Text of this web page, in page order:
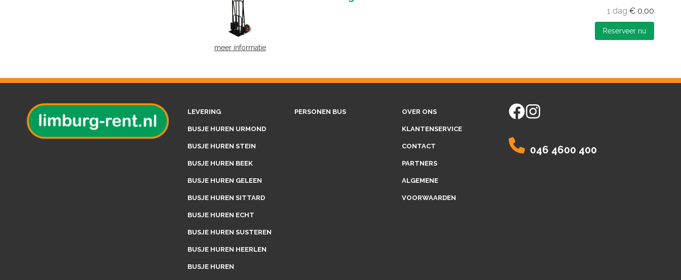
meer informatie
1 dag € 0,00
Reserveer nu
LEVERING
BUSJE HUREN URMOND
BUSJE HUREN STEIN
BUSJE HUREN BEEK
BUSJE HUREN GELEEN
BUSJE HUREN SITTARD
BUSJE HUREN ECHT
BUSJE HUREN SUSTEREN
BUSJE HUREN HEERLEN
BUSJE HUREN
PERSONEN BUS OVER ONS
KLANTENSERVICE
CONTACT
PARTNERS
ALGEMENE
VOORWAARDEN
facebook
046 4600 400